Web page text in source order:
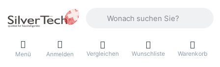
Menü Anmelden Vergleichen Wunschliste Warenkorb